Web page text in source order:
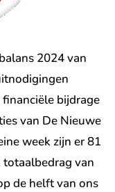
2024 van
bijdrage
van De Nieuwe
week zijn er 81
van
de helft van ons